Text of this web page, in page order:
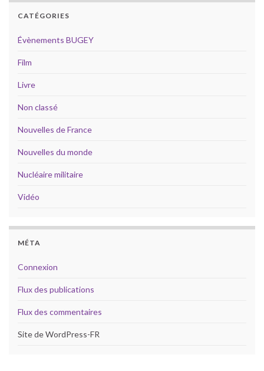
CATÉGORIES
Évènements BUGEY
Film
Livre
Non classé
Nouvelles de France
Nouvelles du monde
Nucléaire militaire
Vidéo
MÉTA
Connexion
Flux des publications
Flux des commentaires
Site de WordPress-FR